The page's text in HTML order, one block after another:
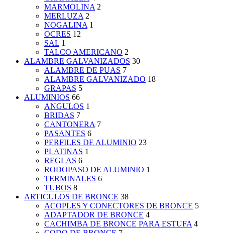
MARMOLINA 2
MERLUZA 2
NOGALINA 1
OCRES 12
SAL 1
TALCO AMERICANO 2
ALAMBRE GALVANIZADOS 30
ALAMBRE DE PUAS 7
ALAMBRE GALVANIZADO 18
GRAPAS 5
ALUMINIOS 66
ANGULOS 1
BRIDAS 7
CANTONERA 7
PASANTES 6
PERFILES DE ALUMINIO 23
PLATINAS 1
REGLAS 6
RODOPASO DE ALUMINIO 1
TERMINALES 6
TUBOS 8
ARTICULOS DE BRONCE 38
ACOPLES Y CONECTORES DE BRONCE 5
ADAPTADOR DE BRONCE 4
CACHIMBA DE BRONCE PARA ESTUFA 4